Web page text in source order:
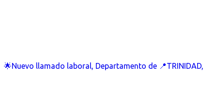
🌟Nuevo llamado laboral, Departamento de 📍TRINIDAD,